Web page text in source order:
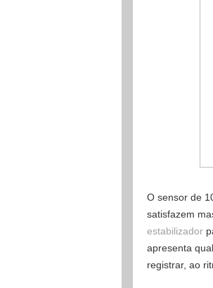
O sensor de
satisfazem
estabilizador
apresenta
registrar, ao